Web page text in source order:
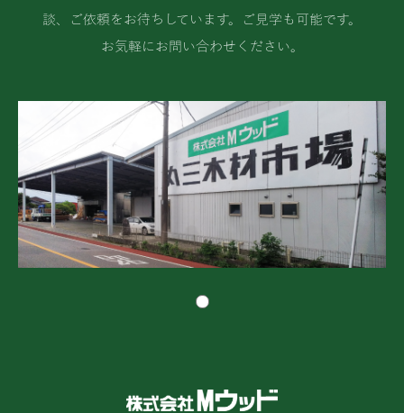
談、ご依頼をお待ちしています。ご見学も可能です。
お気軽にお問い合わせください。